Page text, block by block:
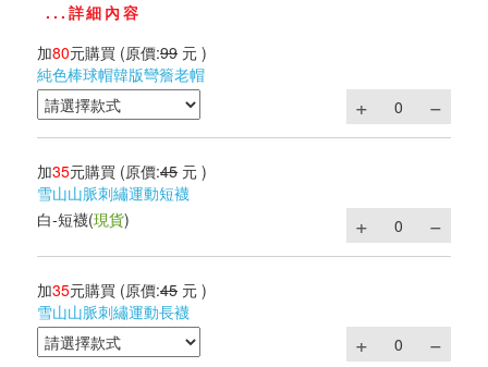
...詳細內容
加80元購買 (原價:99 元 )
純色棒球帽韓版彎簷老帽
加35元購買 (原價:45 元 )
雪山山脈刺繡運動短襪
白-短襪(現貨)
加35元購買 (原價:45 元 )
雪山山脈刺繡運動長襪